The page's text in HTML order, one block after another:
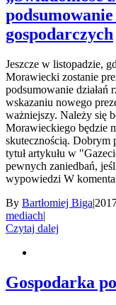
gospodarczych
Jeszcze w listopadzie,
Morawiecki zostanie
podsumowanie działań
wskazaniu nowego
ważniejszy. Należy się
Morawieckiego będzie
skutecznością. Dobrym
tytuł artykułu w
pewnych zaniedbań,
wypowiedzi W
By Bartłomiej Biga|
mediach|
Czytaj dalej
Gospodarka